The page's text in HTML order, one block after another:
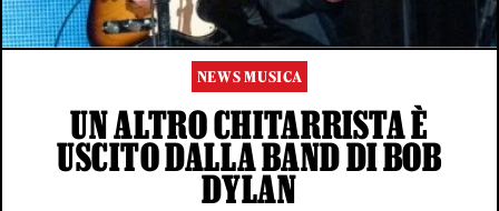
NEWS MUSICA
UN ALTRO CHITARRISTA È
USCITO DALLA BAND DI BOB
DYLAN